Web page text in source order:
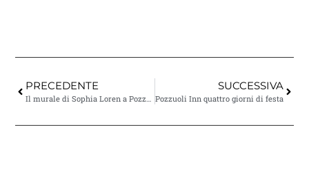
PRECEDENTE
Il murale di Sophia Loren a Pozzuoli
SUCCESSIVA
Pozzuoli Inn quattro giorni di festa